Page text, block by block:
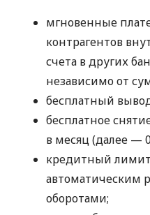
мгновенные
контрагентов
счета в других
независимо от
бесплатный
бесплатное
в месяц (далее —
кредитный
автоматическим
оборотами;